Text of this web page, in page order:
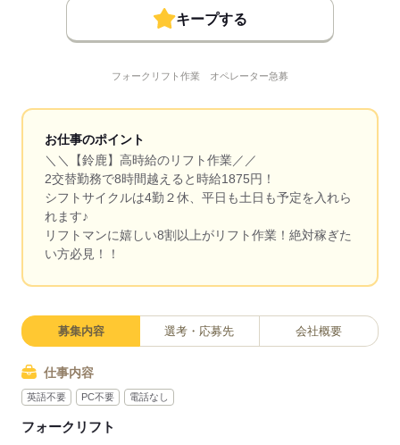
キープする
フォークリフト作業 オペレーター急募
お仕事のポイント
＼＼【鈴鹿】高時給のリフト作業／／
2交替勤務で8時間越えると時給1875円！
シフトサイクルは4勤２休、平日も土日も予定を入れら
れます♪
リフトマンに嬉しい8割以上がリフト作業！絶対稼ぎた
い方必見！！
募集内容 選考・応募先 会社概要
仕事内容
英語不要 PC不要 電話なし
フォークリフト